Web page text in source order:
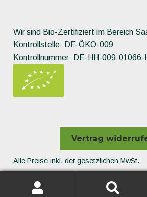
Wir sind Bio-Zertifiziert im Bereich
Kontrollstelle: DE-ÖKO-009
Kontrollnummer: DE-HH-009-01066-
Vertrag
Alle Preise inkl. der gesetzlichen MwSt.
Die durchgestrichenen Preise
Preis in diesem Online-Shop.